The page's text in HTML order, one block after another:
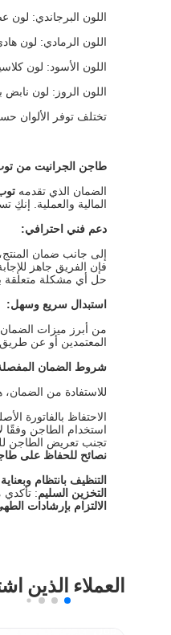
اللون البرجاندي: لون
اللون الرمادي: لون
اللون الأسود: لون
اللون الروز: لون نابض
تختلف توفر الألوان
طاجن الجرانيت من
الضمان الذي تقدمه
المالية والعملية. إنكِ
دعم فني احترافي:
إلى جانب ضمان
فإن الفريق جاهز
حل أي مشكلة متعلقة
استبدال سريع وسهل:
من أبرز ميزات
المعتمدين أو عن
شروط الضمان
للاستفادة من
الاحتفاظ بالفاتورة
استخدام الطاجن وفقًا
تجنب تعريض الطاجن
نصائح للحفاظ على
التنظيف بانتظام وبعناية
التخزين السليم:
الالتزام بإرشادات
العملاء الذين